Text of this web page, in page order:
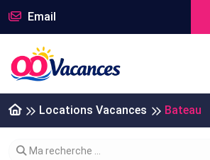
Email
Locations Vacances Bateau
Modifier votre recherche
Ma recherche ...